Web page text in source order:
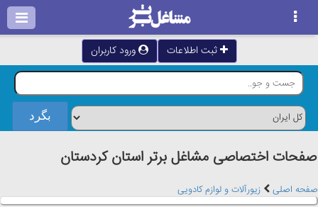
ثبت اطلاعات ورود کاربران
صفحات اختصاصی مشاغل برتر استان كردستان
صفحه اصلی زیورآلات و لوازم کادویی